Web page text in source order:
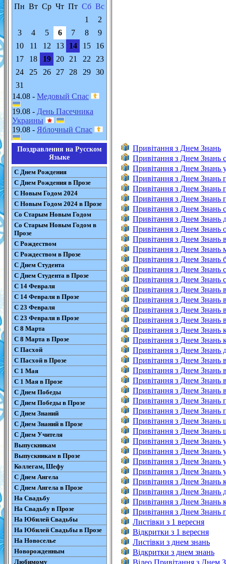
Пн Вт Ср Чт Пт Сб Вс
1
2
3
4 5 6 7 8
9
10
11 12 13 14 15
16
17
18 19 20 21 22
23
24
25 26 27 28 29
30
31
14.08 - Медовый Спас
19.08 - День Пасечника
Украины
19.08 - Яблочный Спас
Поздравления на Русском
Языке
С Днем Рождения
С Днем Рождения в Прозе
С Новым Годом 2024
С Новым Годом 2024 в Прозе
Со Старым Новым Годом
Со Старым Новым Годом в
Прозе
С Рождеством
С Рождеством в Прозе
С Днем Студента
С Днем Студента в Прозе
С 14 Февраля
С 14 Февраля в Прозе
С 23 Февраля
С 23 Февраля в Прозе
С 8 Марта
С 8 Марта в Прозе
С Пасхой
С Пасхой в Прозе
С 1 Мая
С 1 Мая в Прозе
С Днем Победы
С Днем Победы в Прозе
С Днем Знаний
С Днем Знаний в Прозе
С Днем Учителя
Выпускникам
Выпускникам в Прозе
Коллегам, Шефу
С Днем Ангела
С Днем Ангела в Прозе
На Свадьбу
На Свадьбу в Прозе
На Юбилей Свадьбы
На Юбилей Свадьбы в Прозе
На Новоселье
Новорожденным
Любимому
Привітання з Днем Знань
Привітання з Днем Знань
Привітання з Днем Знань
Привітання з Днем Знань
Привітання з Днем Знань
Привітання з Днем Знань
Привітання з Днем Знань
Привітання з Днем Знань
Привітання з Днем Знань
Привітання з Днем Знань
Привітання з Днем Знань
Привітання з Днем Знань
Привітання з Днем Знань
Привітання з Днем Знань
Привітання з Днем Знань
Привітання з Днем Знань
Привітання з Днем Знань
Привітання з Днем Знань
Привітання з Днем Знань
Привітання з Днем Знань
Привітання з Днем Знань
Привітання з Днем Знань
Привітання з Днем Знань
Привітання з Днем Знань
Привітання з Днем Знань
Привітання з Днем Знань
Привітання з Днем Знань
Привітання з Днем Знань
Привітання з Днем Знань
Привітання з Днем Знань
Привітання з Днем Знань
Привітання з Днем Знань
Привітання з Днем Знань
Привітання з Днем Знань
Привітання з Днем Знань
Привітання з Днем Знань
Привітання з Днем Знань
Листівки з 1 вересня
Відкритки з 1 вересня
Листівки з днем знань
Відкритки з днем знань